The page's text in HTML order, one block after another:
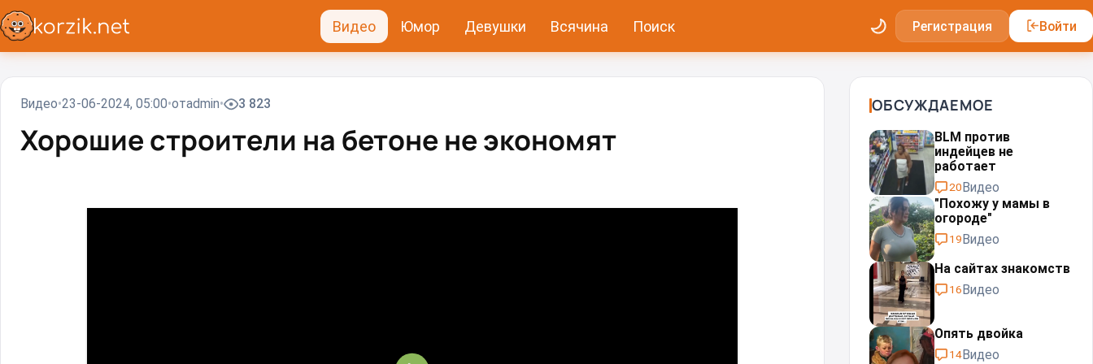
Видео Юмор Девушки Всячина Поиск Регистрация Войти
Видео 23-06-2024, 05:00 отadmin 3 823
Хорошие строители на бетоне не экономят
ОБСУЖДАЕМОЕ
BLM против
индейцев не
работает
20Видео
"Похожу у мамы в
огороде"
19Видео
На сайтах знакомств
16Видео
Опять двойка
14Видео